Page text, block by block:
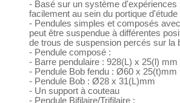
- Basé sur un système d'expériences
facilement au sein du portique
- Pendules simples et composés
peut être suspendue à différentes
de trous de suspension percés sur la
- Pendule composé :
- Barre pendulaire : 928(L) x 25(l)
- Pendule Bob fendu : Ø60 x 25(t)mm
- Pendule Bob : Ø28 x 31(L)mm
- Un support à couteau
- Pendule Bifilaire/Trifilaire :